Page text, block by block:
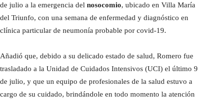
de julio a la emergencia del nosocomio, ubicado en Villa María
del Triunfo, con una semana de enfermedad y diagnóstico en
clínica particular de neumonía probable por covid-19.
Añadió que, debido a su delicado estado de salud, Romero fue
trasladado a la Unidad de Cuidados Intensivos (UCI) el último 9
de julio, y que un equipo de profesionales de la salud estuvo a
cargo de su cuidado, brindándole en todo momento la atención